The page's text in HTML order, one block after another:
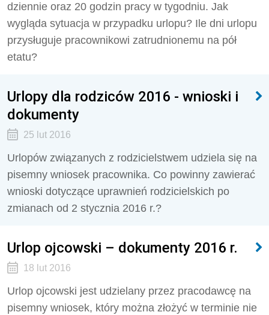
dziennie oraz 20 godzin pracy w tygodniu. Jak
wygląda sytuacja w przypadku urlopu? Ile dni urlopu
przysługuje pracownikowi zatrudnionemu na pół
etatu?
Urlopy dla rodziców 2016 - wnioski i
dokumenty
25 lut 2016
Urlopów związanych z rodzicielstwem udziela się na
pisemny wniosek pracownika. Co powinny zawierać
wnioski dotyczące uprawnień rodzicielskich po
zmianach od 2 stycznia 2016 r.?
Urlop ojcowski – dokumenty 2016 r.
18 lut 2016
Urlop ojcowski jest udzielany przez pracodawcę na
pisemny wniosek, który można złożyć w terminie nie